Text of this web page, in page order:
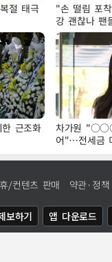
절 태극
"손 떨림 포
강 괜찮나 팬
근조화
차가원
어"…전세금
파장
/컨텐츠 판매 약관·정책
보하기 앱 다운로드